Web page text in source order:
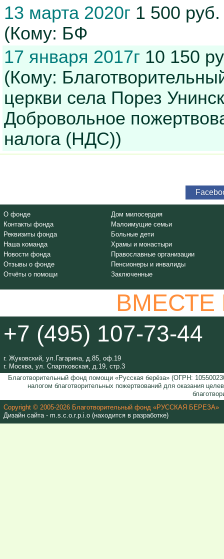
13 марта 2020г 1 500
(Кому: БФ
17 января 2017г 10 150
(Кому:
церкви села Порез
Добровольное
налога (НДС))
О фонде
Контакты фонда
Реквизиты фонда
Наша команда
Новости фонда
Отзывы о фонде
Отчёты о помощи
Дом милосердия
Малоимущие семьи
Больные дети
Храмы и монастыри
Православные организации
Пенсионеры и инвалиды
Заключенные
+7 (495) 107-73-44
г. Жуковский, ул.Гагарина, д.85, оф.19
г. Москва, ул. Спартковская, д.19, стр.3
Благотворительный фонд помощи «Русская берёза» (ОГРН:
налогом благотворительных пожертвований для оказания
Copyright © 2005-2026 Благотворительный фонд «РУССКАЯ БЕРЕЗА»
Дизайн сайта - m.s.c.o.r.p.i.o (находится в разработке)